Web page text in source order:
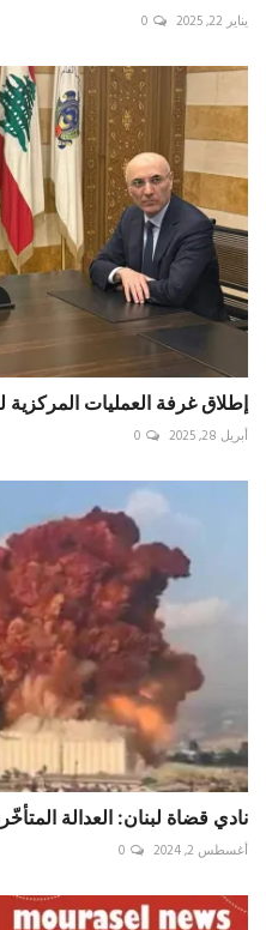
يناير 22, 2025 0
إطلاق غرفة العمليات المركزية
أبريل 28, 2025 0
نادي قضاة لبنان: العدالة
أغسطس 2, 2024 0